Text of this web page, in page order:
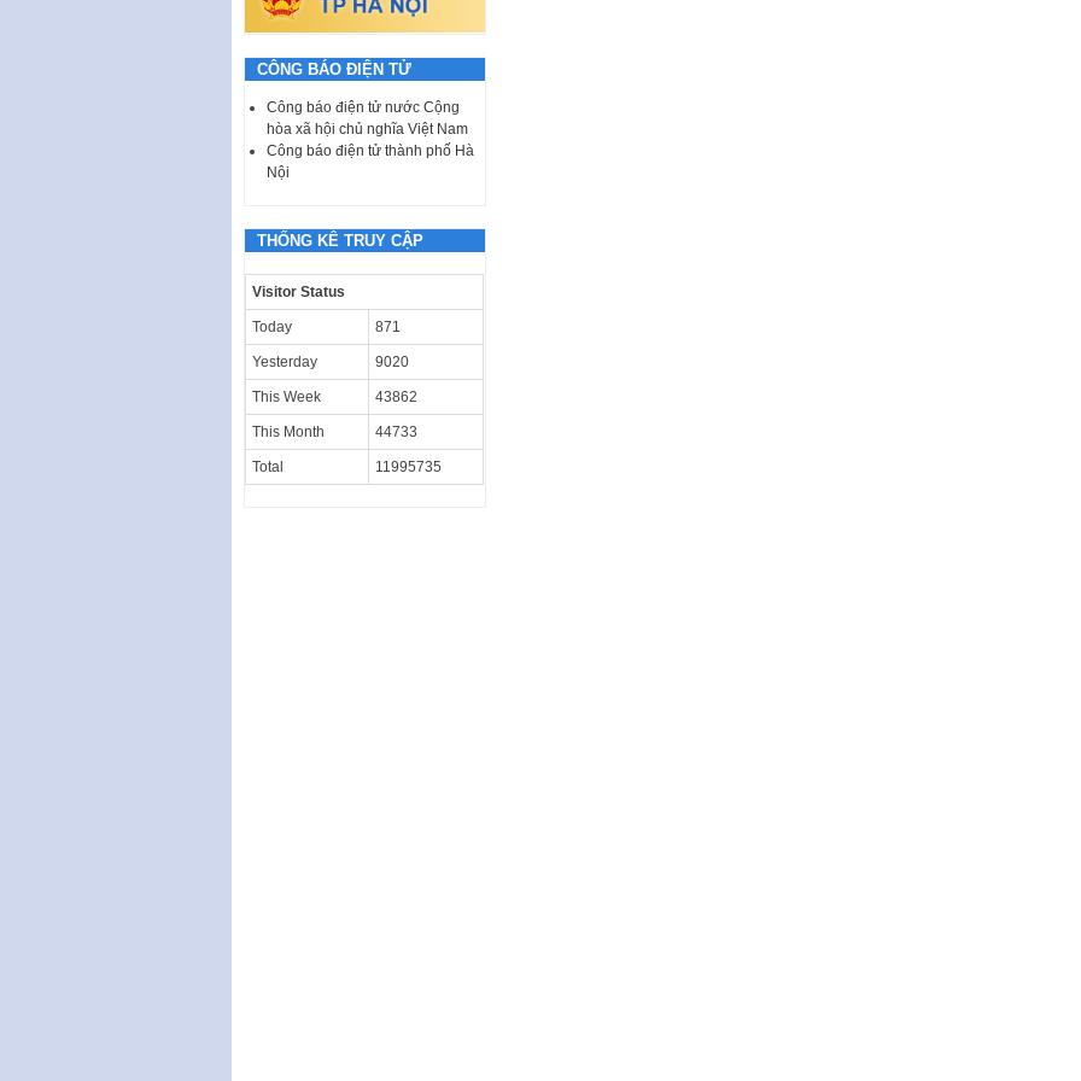
CÔNG BÁO ĐIỆN TỬ
Công báo điện tử nước Cộng
hòa xã hội chủ nghĩa Việt Nam
Công báo điện tử thành phố Hà
Nội
THỐNG KÊ TRUY CẬP
Visitor Status
Today 871
Yesterday 9020
This Week 43862
This Month 44733
Total 11995735